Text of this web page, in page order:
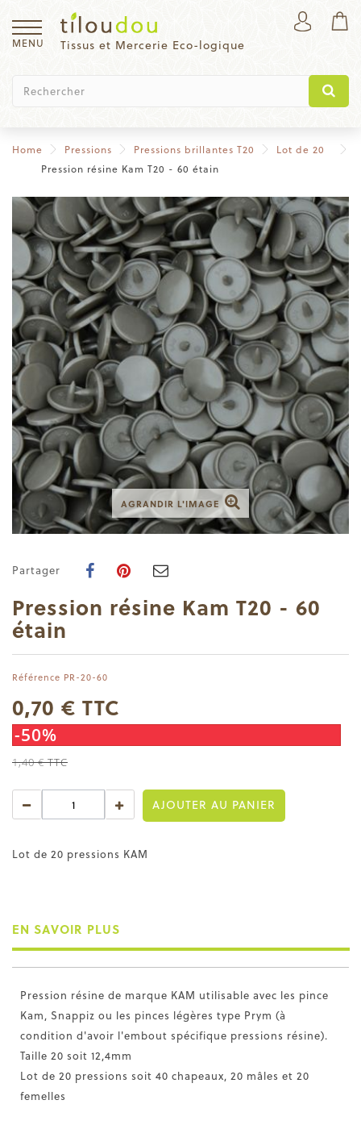
Tissus et Mercerie Eco-logique
MENU
Home Pressions Pressions brillantes T20
Lot de 20
Pression résine Kam T20 - 60 étain
AGRANDIR L'IMAGE
Partager
Pression résine Kam T20 - 60
étain
Référence PR-20-60
0,70 € TTC
-50%
1,40 €TTC
AJOUTER AU PANIER
Lot de 20 pressions KAM
EN SAVOIR PLUS
Pression résine de marque KAM utilisable avec les pince
Kam, Snappiz ou les pinces légères type Prym (à
condition d'avoir l'embout spécifique pressions résine).
Taille 20 soit 12,4mm
Lot de 20 pressions soit 40 chapeaux, 20 mâles et 20
femelles